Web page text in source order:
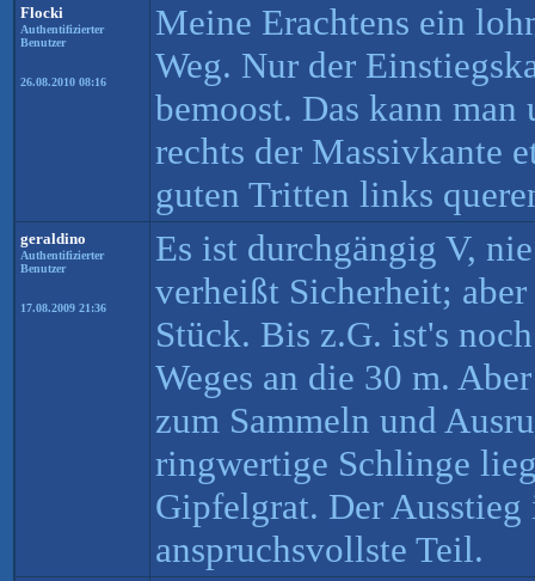
Flocki
Authentifizierter
Benutzer
26.08.2010 08:16
Meine Erachtens ein
Weg. Nur der
bemoost. Das kann man
rechts der Massivkante
guten Tritten links
geraldino
Authentifizierter
Benutzer
17.08.2009 21:36
Es ist durchgängig V,
verheißt Sicherheit;
Stück. Bis z.G. ist's
Weges an die 30 m.
zum Sammeln und
ringwertige Schlinge
Gipfelgrat. Der
anspruchsvollste Teil.